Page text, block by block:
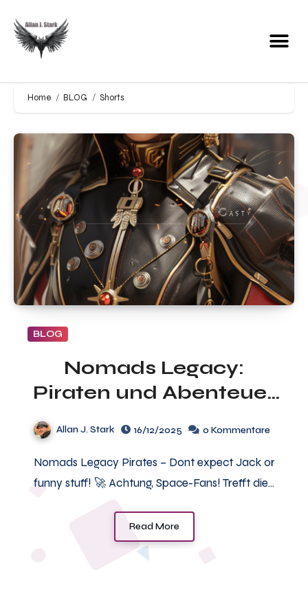
Home BLOG Shorts
BLOG
Nomads Legacy:
Piraten und Abenteuer
vom Blitz Verlag
Allan J. Stark 16/12/2025 0 Kommentare
Nomads Legacy Pirates – Dont expect Jack or
funny stuff! 🚀 Achtung, Space-Fans! Trefft die…
Read More